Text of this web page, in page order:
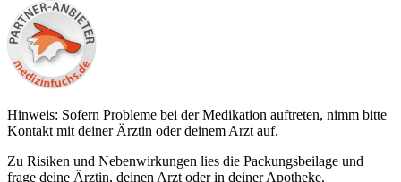
Hinweis: Sofern Probleme bei der Medikation auftreten, nimm bitte
Kontakt mit deiner Ärztin oder deinem Arzt auf.
Zu Risiken und Nebenwirkungen lies die Packungsbeilage und
frage deine Ärztin, deinen Arzt oder in deiner Apotheke.